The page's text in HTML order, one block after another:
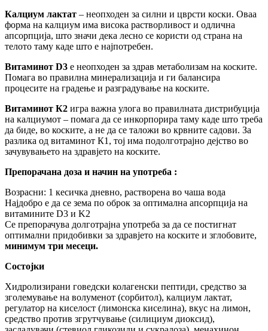
Калциум лактат – неопходен за силни и цврсти коски. Оваа
форма на калциум има висока растворливост и одлична
апсорпција, што значи дека лесно се користи од страна на
телото таму каде што е најпотребен.
Витаминот D3 е неопходен за здрав метаболизам на коските.
Помага во правилна минерализација и ги балансира
процесите на градење и разградување на коските.
Витаминот К2 игра важна улога во правилната дистрибуција
на калциумот – помага да се инкорпорира таму каде што треба
да биде, во коските, а не да се таложи во крвните садови. За
разлика од витаминот К1, тој има подолготрајно дејство во
зачувувањето на здравјето на коските.
Препорачана доза и начин на употреба :
Возрасни: 1 кесичка дневно, растворена во чаша вода
Најдобро е да се зема по оброк за оптимална апсорпција на
витамините D3 и K2
Се препорачува долготрајна употреба за да се постигнат
оптимални придобивки за здравјето на коските и зглобовите,
минимум три месеци.
Состојки
Хидролизирани говедски колагенски пептиди, средство за
зголемување на волуменот (сорбитол), калциум лактат,
регулатор на киселост (лимонска киселина), вкус на лимон,
средство против згрутчување (силициум диоксид),